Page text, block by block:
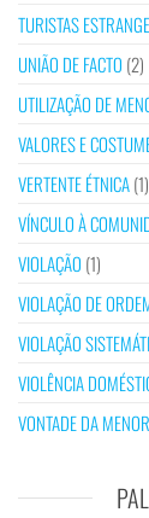
TURISTAS
UNIÃO DE FACTO (2)
UTILIZAÇÃO DE
VALORES E
VERTENTE ÉTNICA(1)
VÍNCULO À
VIOLAÇÃO (1)
VIOLAÇÃO DE
VIOLAÇÃO
VIOLÊNCIA
VONTADE DA MENOR